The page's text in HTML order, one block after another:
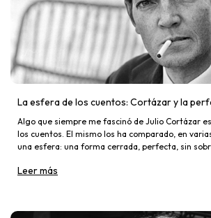
La esfera de los cuentos: Cortázar y la
Algo que siempre me fascinó de Julio Cortázar
los cuentos. El mismo los ha comparado, en
una esfera: una forma cerrada, perfecta, sin
Leer más